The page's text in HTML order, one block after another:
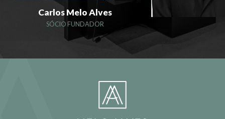
Carlos Melo Alves
SÓCIO FUNDADOR